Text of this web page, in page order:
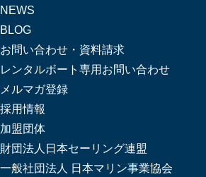
NEWS
BLOG
お問い合わせ・資料請求
レンタルボート専用お問い合わせ
メルマガ登録
採用情報
加盟団体
財団法人日本セーリング連盟
一般社団法人 日本マリン事業協会